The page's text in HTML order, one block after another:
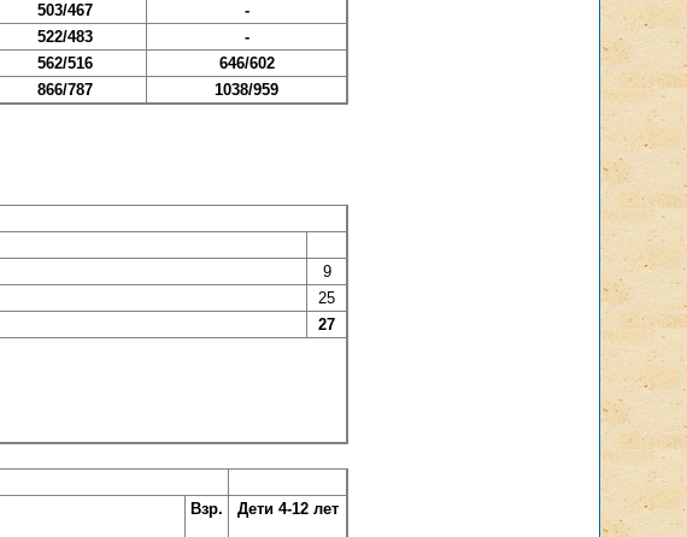
503/467
-
522/483
-
562/516
646/602
866/787 1038/959
9
25
27
Взр. Дети 4-12 лет